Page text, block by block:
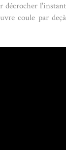
décrocher l'instant
coule par deçà